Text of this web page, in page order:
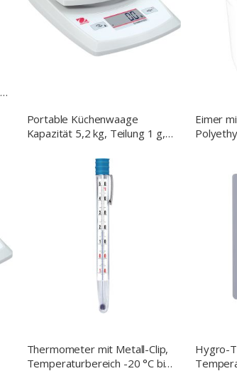
Portable Küchenwaage
Kapazität 5,2 kg, Teilung 1 g,
mm mm (BxTxH)
Eimer
Thermometer mit Metall-Clip,
Temperaturbereich -20 °C bis
Hygro-